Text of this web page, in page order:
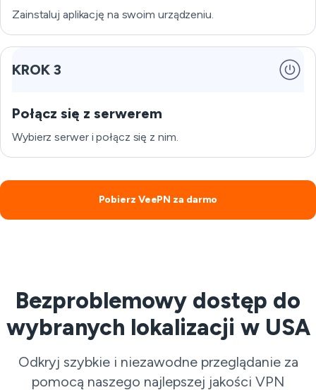
Zainstaluj aplikację na swoim urządzeniu.
KROK 3
Połącz się z serwerem
Wybierz serwer i połącz się z nim.
Pobierz VeePN za darmo
Bezproblemowy dostęp do
wybranych lokalizacji w USA
Odkryj szybkie i niezawodne przeglądanie za
pomocą naszego najlepszej jakości VPN